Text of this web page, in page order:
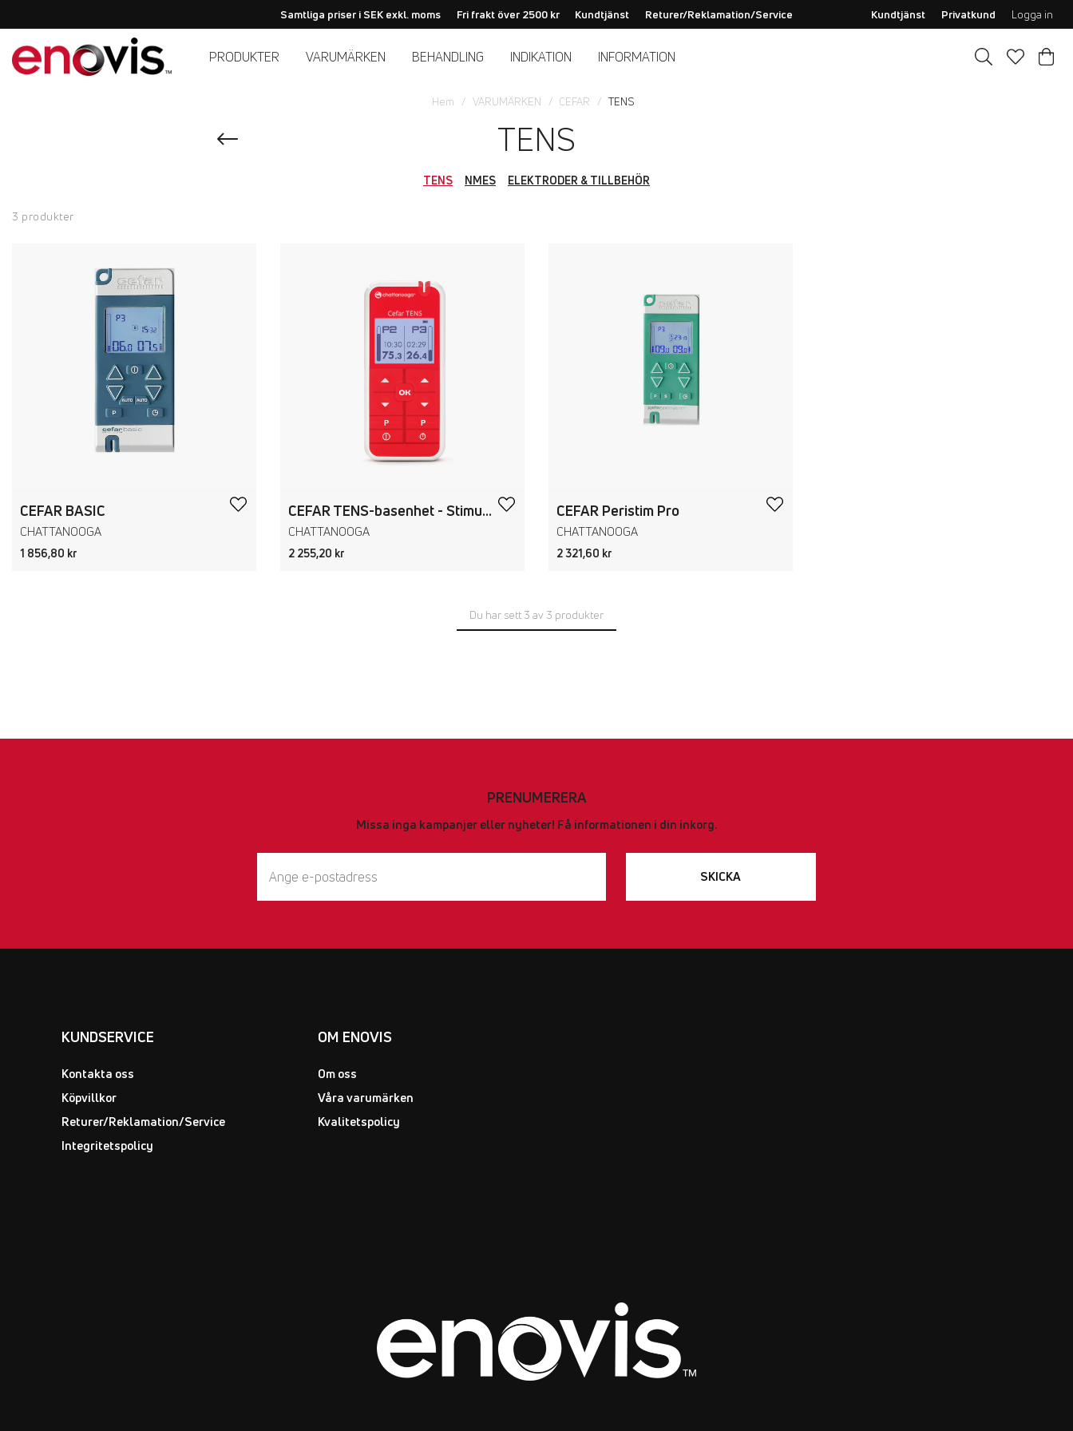
Samtliga priser i SEK exkl. moms Fri frakt över 2500 kr Kundtjänst Returer/Reklamation/Service Kundtjänst Privatkund Logga in
PRODUKTER VARUMÄRKEN BEHANDLING INDIKATION INFORMATION
Hem VARUMÄRKEN CEFAR TENS
TENS
TENS NMES ELEKTRODER & TILLBEHÖR
3 produkter
CEFAR BASIC
CHATTANOOGA
1 856,80 kr
CEFAR TENS-basenhet - Stimulator för smärtlindring
CHATTANOOGA
2 255,20 kr
CEFAR Peristim Pro
CHATTANOOGA
2 321,60 kr
Du har sett 3 av 3 produkter
PRENUMERERA
Missa inga kampanjer eller nyheter! Få informationen i din inkorg.
SKICKA
KUNDSERVICE
Kontakta oss
Köpvillkor
Returer/Reklamation/Service
Integritetspolicy
OM ENOVIS
Om oss
Våra varumärken
Kvalitetspolicy